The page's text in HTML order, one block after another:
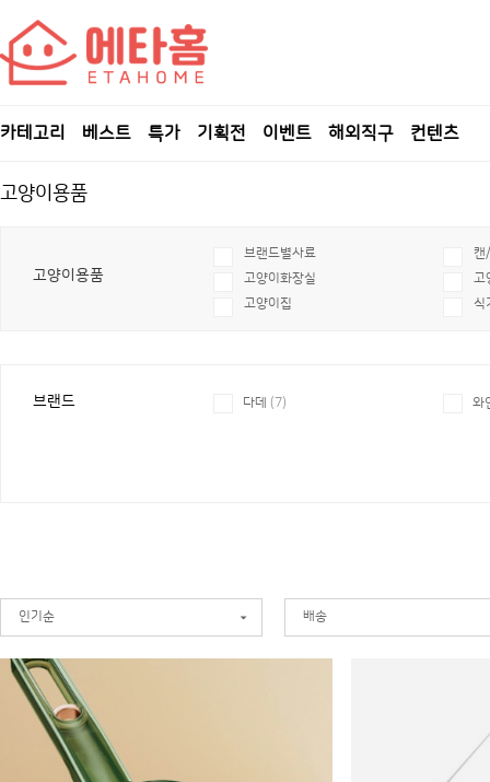
카테고리 베스트 특가 기획전 이벤트 해외직구 컨텐츠
고양이용품
고양이용품
브랜드별사료
캔
고양이화장실
고
고양이집
식
브랜드 다데 (7) 와
인기순 배송